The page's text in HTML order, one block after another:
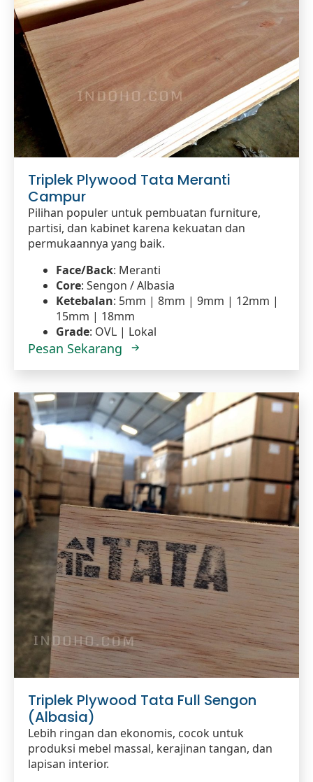
Triplek Plywood Tata Meranti
Campur
Pilihan populer untuk pembuatan furniture,
partisi, dan kabinet karena kekuatan dan
permukaannya yang baik.
Face/Back: Meranti
Core: Sengon / Albasia
Ketebalan: 5mm | 8mm | 9mm | 12mm |
15mm | 18mm
Grade: OVL | Lokal
Pesan Sekarang
Triplek Plywood Tata Full Sengon
(Albasia)
Lebih ringan dan ekonomis, cocok untuk
produksi mebel massal, kerajinan tangan, dan
lapisan interior.